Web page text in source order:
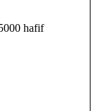
hafif